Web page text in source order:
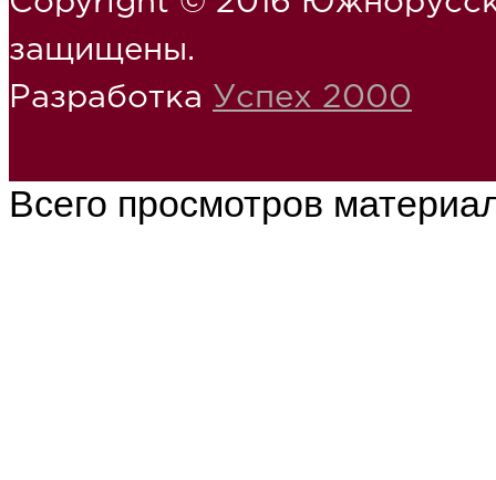
защищены.
Разработка Успех 2000
Всего просмотров